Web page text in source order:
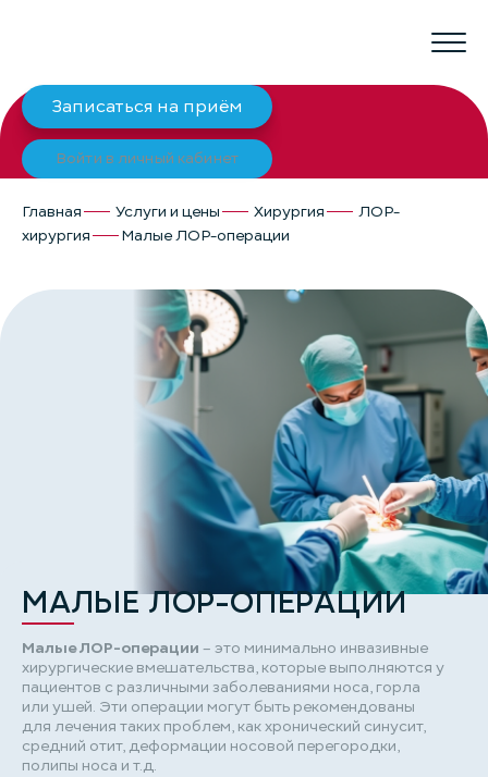
Записаться на приём
Войти в личный кабинет
Главная Услуги и цены Хирургия
ЛОР-
хирургия
Малые ЛОР-операции
МАЛЫЕ ЛОР-ОПЕРАЦИИ
Малые ЛОР-операции – это минимально инвазивные
хирургические вмешательства, которые выполняются у
пациентов с различными заболеваниями носа, горла
или ушей. Эти операции могут быть рекомендованы
для лечения таких проблем, как хронический синусит,
средний отит, деформации носовой перегородки,
полипы носа и т.д.